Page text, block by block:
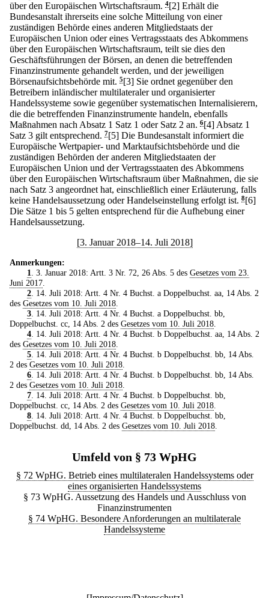
über den Europäischen Wirtschaftsraum. 4[2] Erhält die
Bundesanstalt ihrerseits eine solche Mitteilung von einer
zuständigen Behörde eines anderen Mitgliedstaats der
Europäischen Union oder eines Vertragsstaats des Abkommens
über den Europäischen Wirtschaftsraum, teilt sie dies den
Geschäftsführungen der Börsen, an denen die betreffenden
Finanzinstrumente gehandelt werden, und der jeweiligen
Börsenaufsichtsbehörde mit. 5[3] Sie ordnet gegenüber den
Betreibern inländischer multilateraler und organisierter
Handelssysteme sowie gegenüber systematischen Internalisierern,
die die betreffenden Finanzinstrumente handeln, ebenfalls
Maßnahmen nach Absatz 1 Satz 1 oder Satz 2 an. 6[4] Absatz 1
Satz 3 gilt entsprechend. 7[5] Die Bundesanstalt informiert die
Europäische Wertpapier- und Marktaufsichtsbehörde und die
zuständigen Behörden der anderen Mitgliedstaaten der
Europäischen Union und der Vertragsstaaten des Abkommens
über den Europäischen Wirtschaftsraum über Maßnahmen, die sie
nach Satz 3 angeordnet hat, einschließlich einer Erläuterung, falls
keine Handelsaussetzung oder Handelseinstellung erfolgt ist. 8[6]
Die Sätze 1 bis 5 gelten entsprechend für die Aufhebung einer
Handelsaussetzung.
[3. Januar 2018–14. Juli 2018]
Anmerkungen:
1
. 3. Januar 2018: Artt. 3 Nr. 72, 26 Abs. 5 des Gesetzes vom 23.
Juni 2017
2. 14. Juli 2018: Artt. 4 Nr. 4 Buchst. a Doppelbuchst. aa, 14 Abs. 2
des Gesetzes vom 10. Juli 2018
3. 14. Juli 2018: Artt. 4 Nr. 4 Buchst. a Doppelbuchst. bb,
Doppelbuchst. cc, 14 Abs. 2 des Gesetzes vom 10. Juli 2018
4. 14. Juli 2018: Artt. 4 Nr. 4 Buchst. b Doppelbuchst. aa, 14 Abs. 2
des Gesetzes vom 10. Juli 2018
5. 14. Juli 2018: Artt. 4 Nr. 4 Buchst. b Doppelbuchst. bb, 14 Abs.
2 des Gesetzes vom 10. Juli 2018
6. 14. Juli 2018: Artt. 4 Nr. 4 Buchst. b Doppelbuchst. bb, 14 Abs.
2 des Gesetzes vom 10. Juli 2018
7. 14. Juli 2018: Artt. 4 Nr. 4 Buchst. b Doppelbuchst. bb,
Doppelbuchst. cc, 14 Abs. 2 des Gesetzes vom 10. Juli 2018
8. 14. Juli 2018: Artt. 4 Nr. 4 Buchst. b Doppelbuchst. bb,
Doppelbuchst. dd, 14 Abs. 2 des Gesetzes vom 10. Juli 2018
Umfeld von § 73 WpHG
§ 72 WpHG. Betrieb eines multilateralen Handelssystems oder
eines organisierten Handelssystems
§ 73 WpHG. Aussetzung des Handels und Ausschluss von
Finanzinstrumenten
§ 74 WpHG. Besondere Anforderungen an multilaterale
Handelssysteme